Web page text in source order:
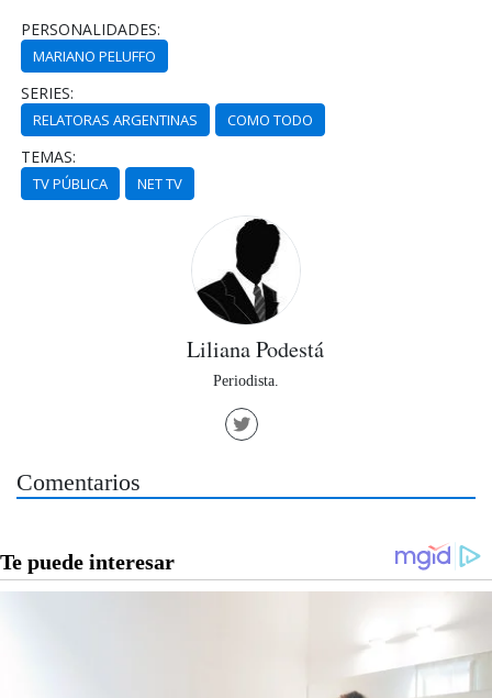
PERSONALIDADES:
MARIANO PELUFFO
SERIES:
RELATORAS ARGENTINAS COMO TODO
TEMAS:
TV PÚBLICA NET TV
Liliana Podestá
Periodista.
Comentarios